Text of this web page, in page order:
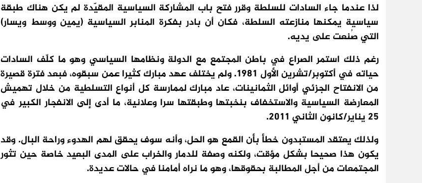
لذا عندما جاء السادات للسلطة وقرر فتح باب المشاركة السياسية المقيّدة لم يكن هناك طبقة
سياسية يمكنها منازعته السلطة، فكان أن بادر بفكرة المنابر السياسية (يمين ووسط ويسار)
التي صُنعت على يديه.
رغم ذلك استمر الصراع في باطن المجتمع مع الدولة ونظامها السياسي وهو ما كلّف السادات
حياته في أكتوبر/تشرين الأول 1981. ولم يختلف عهد مبارك كثيرا عمن سبقوه، فبعد فترة قصيرة
من الانفتاح الجزئي أوائل الثمانينات، عاد مبارك لممارسة كل أنواع التسلطية من خلال تهميش
المعارضة السياسية والاستخفاف بنخبتها وطبقتها سرا وعلانية، ما أدى إلى الانفجار الكبير في
25 يناير/كانون الثاني 2011.
ولذلك يعتقد المستبدون خطأ بأن القمع هو الحل، وأنه سوف يحقق لهم الهدوء وراحة البال. وقد
يكون هذا صحيحا بشكل مؤقت، ولكنه وصفة للدمار والخراب على المدى البعيد خاصة حين تثور
المجتمعات من أجل المطالبة بحقوقها، وهو ما نراه أمامنا في حالات عديدة.